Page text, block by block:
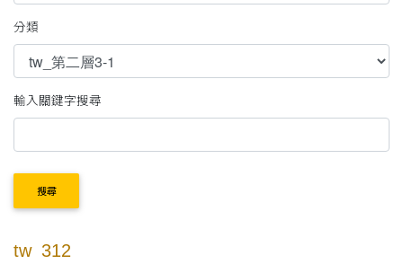
分類
輸入關鍵字搜尋
搜尋
tw_312